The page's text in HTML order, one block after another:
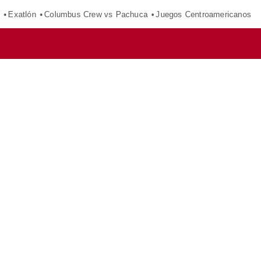
Exatlón Columbus Crew vs Pachuca Juegos Centroamericanos